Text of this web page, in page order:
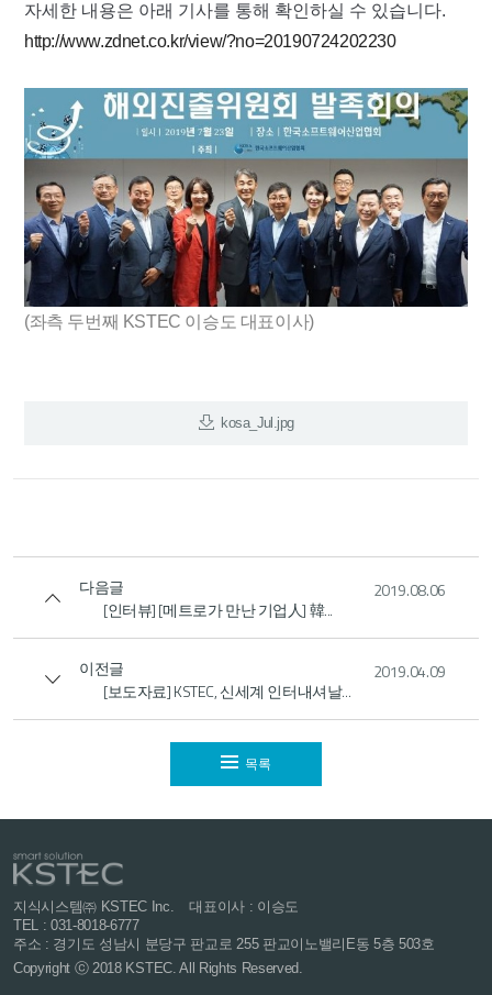
자세한 내용은 아래 기사를 통해 확인하실 수 있습니다.
http://www.zdnet.co.kr/view/?no=20190724202230
(좌측 두번째 KSTEC 이승도 대표이사)
kosa_Jul.jpg
다음글
[인터뷰] [메트로가 만난 기업人] 韓...
2019.08.06
이전글
[보도자료] KSTEC, 신세계 인터내셔날...
2019.04.09
목록
지식시스템㈜ KSTEC Inc.
대표이사 : 이승도
TEL : 031-8018-6777
주소 : 경기도 성남시 분당구 판교로 255 판교이노밸리E동 5층 503호
Copyright ⓒ 2018 KSTEC. All Rights Reserved.